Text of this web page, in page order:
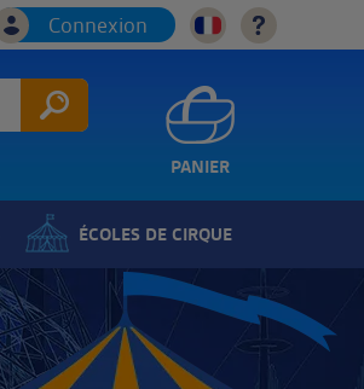
PANIER
ÉCOLES DE CIRQUE
Connexion